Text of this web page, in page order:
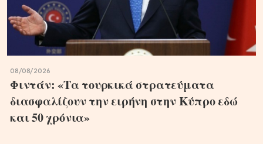
08/08/2026
Φιντάν: «Τα τουρκικά στρατεύματα
διασφαλίζουν την ειρήνη στην Κύπρο εδώ
και 50 χρόνια»